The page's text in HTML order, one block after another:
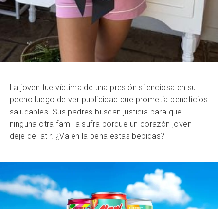
La joven fue víctima de una presión silenciosa en su
pecho luego de ver publicidad que prometía beneficios
saludables. Sus padres buscan justicia para que
ninguna otra familia sufra porque un corazón joven
deje de latir. ¿Valen la pena estas bebidas?